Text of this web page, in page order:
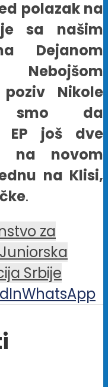
polazak na
sa našim
Dejanom
Nikole
smo da
EP još dve
na novom
na Klisi,
.
za
Juniorska
Srbije
WhatsApp